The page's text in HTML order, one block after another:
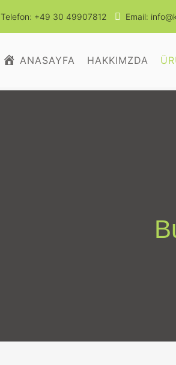
Telefon: +49 30 49907812 Email:
ANASAYFA HAKKIMZDA